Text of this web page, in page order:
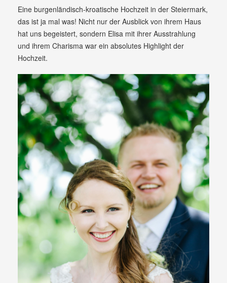
Eine burgenländisch-kroatische Hochzeit in der Steiermark,
das ist ja mal was! Nicht nur der Ausblick von ihrem Haus
hat uns begeistert, sondern Elisa mit ihrer Ausstrahlung
und ihrem Charisma war ein absolutes Highlight der
Hochzeit.